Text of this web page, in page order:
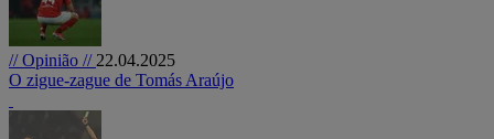
// Opinião // 22.04.2025
O zigue-zague de Tomás Araújo